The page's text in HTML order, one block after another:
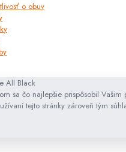
o obuv
sa čo najlepšie prispôsobil
tejto stránky zároveň tým